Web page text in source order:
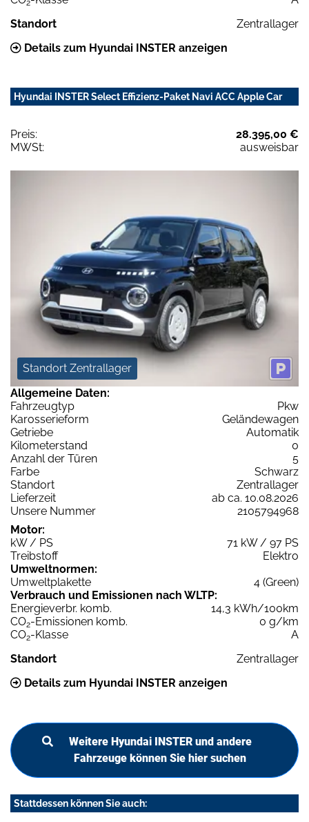
2
Standort
Zentrallager
Details zum Hyundai INSTER anzeigen
Hyundai INSTER Select Effizienz-Paket Navi ACC Apple Car
Preis:
28.395,00 €
MWSt:
ausweisbar
Standort Zentrallager
Allgemeine Daten:
Fahrzeugtyp
Pkw
Karosserieform
Geländewagen
Getriebe
Automatik
Kilometerstand
0
Anzahl der Türen
5
Farbe
Schwarz
Standort
Zentrallager
Lieferzeit
ab ca. 10.08.2026
Unsere Nummer
2105794968
Motor:
kW / PS
71 kW / 97 PS
Treibstoff
Elektro
Umweltnormen:
Umweltplakette
4 (Green)
Verbrauch und Emissionen nach WLTP:
Energieverbr. komb.
14,3 kWh/100km
CO2-Emissionen komb.
0 g/km
CO2-Klasse
A
Standort
Zentrallager
Details zum Hyundai INSTER anzeigen
Weitere Hyundai INSTER und andere
Fahrzeuge können Sie hier suchen
Stattdessen können Sie auch: